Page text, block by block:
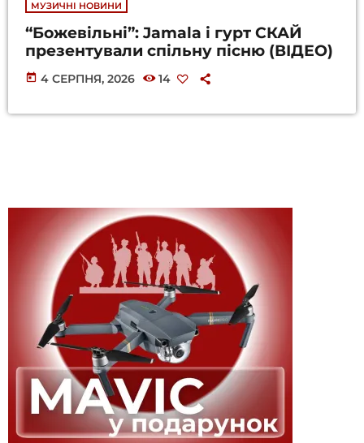
МУЗИЧНІ НОВИНИ
“Божевільні”: Jamala і гурт СКАЙ
презентували спільну пісню (ВІДЕО)
today 4 СЕРПНЯ, 2026 14